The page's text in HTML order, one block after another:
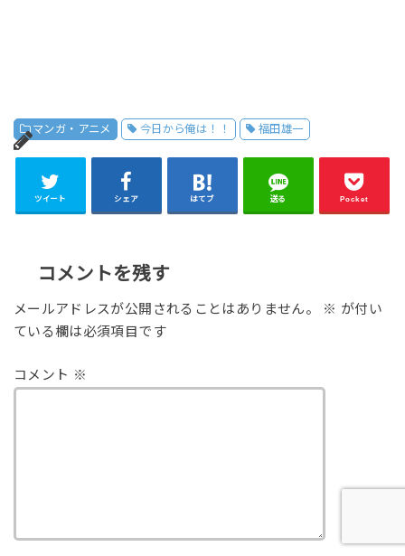
マンガ・アニメ 今日から俺は！！ 福田雄一
ツイート シェア はてブ 送る Pocket
コメントを残す
メールアドレスが公開されることはありません。 ※ が付い
ている欄は必須項目です
コメント ※